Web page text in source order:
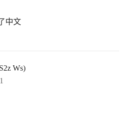
中文
Ws)